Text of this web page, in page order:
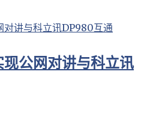
公网对讲与科立讯